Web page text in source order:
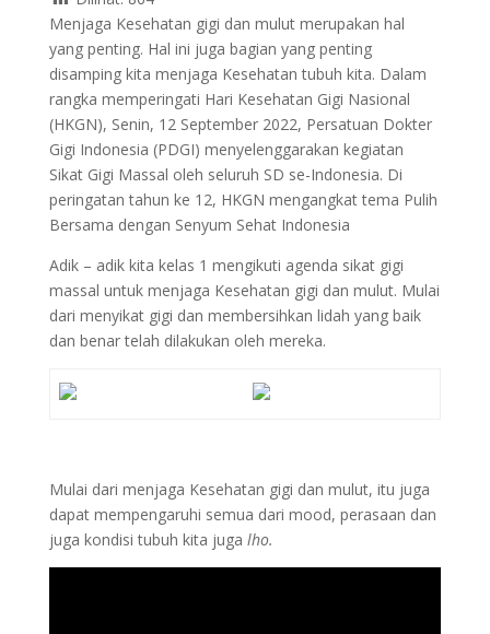
Menjaga Kesehatan gigi dan mulut merupakan hal
yang penting. Hal ini juga bagian yang penting
disamping kita menjaga Kesehatan tubuh kita. Dalam
rangka memperingati Hari Kesehatan Gigi Nasional
(HKGN), Senin, 12 September 2022, Persatuan Dokter
Gigi Indonesia (PDGI) menyelenggarakan kegiatan
Sikat Gigi Massal oleh seluruh SD se-Indonesia. Di
peringatan tahun ke 12, HKGN mengangkat tema Pulih
Bersama dengan Senyum Sehat Indonesia
Adik – adik kita kelas 1 mengikuti agenda sikat gigi
massal untuk menjaga Kesehatan gigi dan mulut. Mulai
dari menyikat gigi dan membersihkan lidah yang baik
dan benar telah dilakukan oleh mereka.
Mulai dari menjaga Kesehatan gigi dan mulut, itu juga
dapat mempengaruhi semua dari mood, perasaan dan
juga kondisi tubuh kita juga lho.